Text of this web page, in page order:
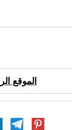
الموقع